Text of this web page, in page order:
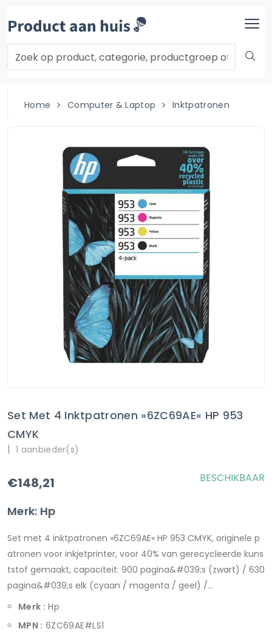
Home Computer & Laptop Inktpatronen
Set Met 4 Inktpatronen »6ZC69AE« HP 953
CMYK
| 1 aanbieder(s)
€148,21
Merk: Hp
BESCHIKBAAR
Set met 4 inktpatronen »6ZC69AE« HP 953 CMYK, originele p
atronen voor inkjetprinter, voor 40% van gerecycleerde kuns
tstof gemaakt, capaciteit: 900 pagina&#039;s (zwart) / 630
pagina&#039;s elk (cyaan / magenta / geel) /...
Merk : Hp
MPN : 6ZC69AE#LS1